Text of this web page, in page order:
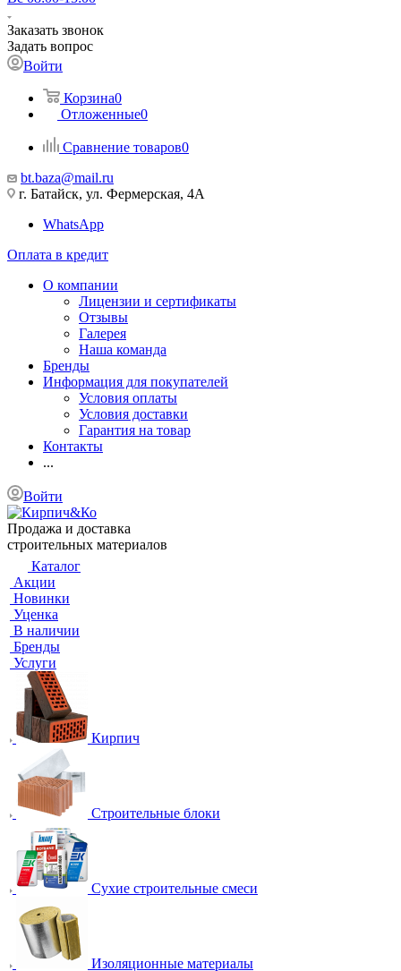
Заказать звонок
Задать вопрос
Войти
Корзина0
Отложенные0
Сравнение товаров0
bt.baza@mail.ru
г. Батайск, ул. Фермерская, 4А
WhatsApp
Оплата в кредит
О компании
Лицензии и сертификаты
Отзывы
Галерея
Наша команда
Бренды
Информация для покупателей
Условия оплаты
Условия доставки
Гарантия на товар
Контакты
...
Войти
Продажа и доставка
строительных материалов
Каталог
Акции
Новинки
Уценка
В наличии
Бренды
Услуги
Кирпич
Строительные блоки
Сухие строительные смеси
Изоляционные материалы